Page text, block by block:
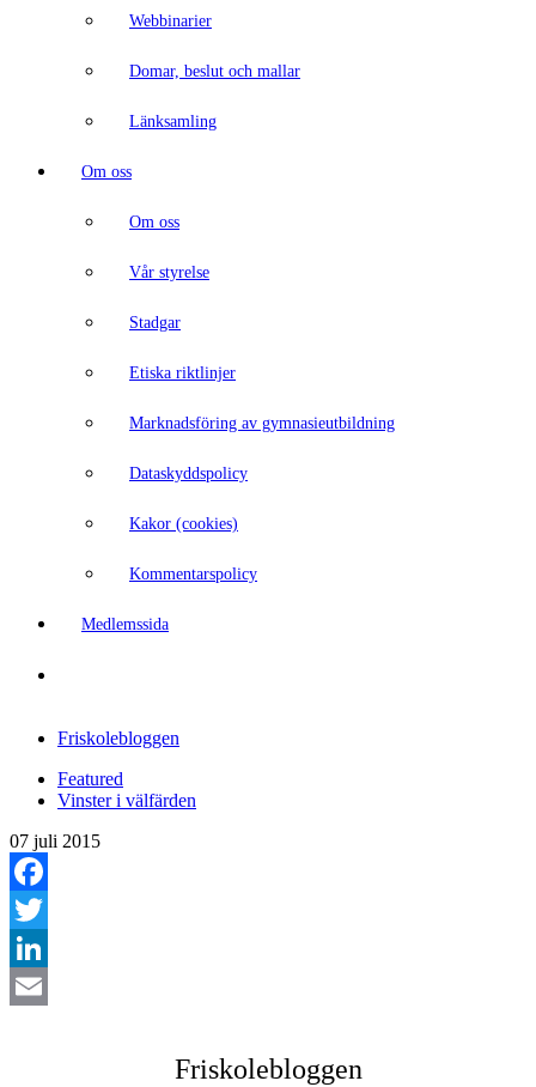
Webbinarier
Domar, beslut och mallar
Länksamling
Om oss
Om oss
Vår styrelse
Stadgar
Etiska riktlinjer
Marknadsföring av gymnasieutbildning
Dataskyddspolicy
Kakor (cookies)
Kommentarspolicy
Medlemssida
Friskolebloggen
Featured
Vinster i välfärden
07 juli 2015
Facebook
Twitter
LinkedIn
Friskolebloggen